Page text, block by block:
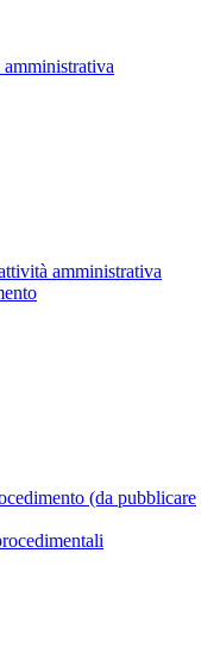
amministrativa
(da pubblicare